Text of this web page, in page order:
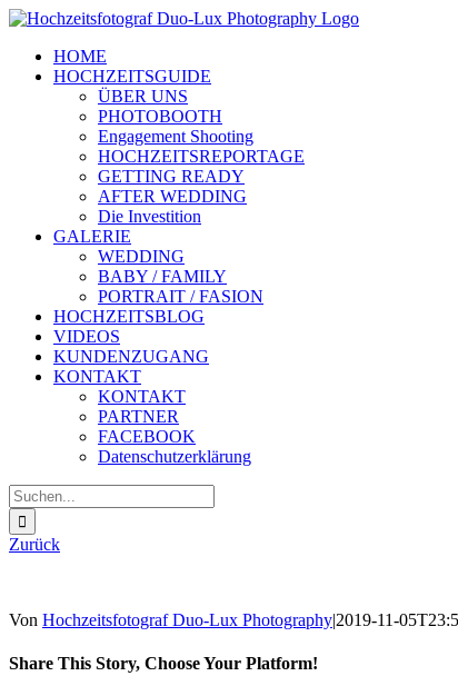
Zum
springenHOME
HOCHZEITSGUIDE
ÜBER UNS
PHOTOBOOTH
Engagement Shooting
HOCHZEITSREPORTAGE
GETTING READY
AFTER WEDDING
Die Investition
GALERIE
WEDDING
BABY / FAMILY
PORTRAIT / FASION
HOCHZEITSBLOG
VIDEOS
KUNDENZUGANG
KONTAKT
KONTAKT
PARTNER
FACEBOOK
Datenschutzerklärung
Suche
nach:
Zurück
Von Hochzeitsfotograf Duo-Lux Photography|2019-11-
Share This Story, Choose Your Platform!